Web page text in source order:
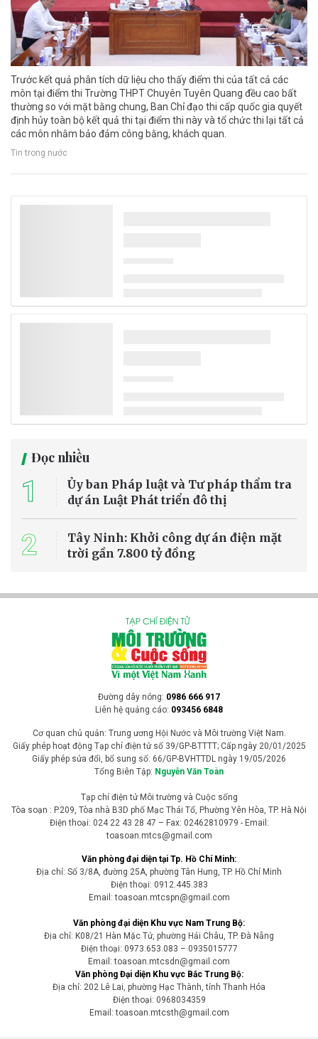
Trước kết quả phân tích dữ liệu cho thấy điểm thi của tất cả các
môn tại điểm thi Trường THPT Chuyên Tuyên Quang đều cao bất
thường so với mặt bằng chung, Ban Chỉ đạo thi cấp quốc gia quyết
định hủy toàn bộ kết quả thi tại điểm thi này và tổ chức thi lại tất cả
các môn nhằm bảo đảm công bằng, khách quan.
Tin trong nước
Khởi động chiến dịch “Chặng Cuối Xanh –
Chiến dịch truyền thông cộng đồng “Chặng Cuối Xanh – Trái Đất
Lành” vừa được triển khai tại TP. Hồ Chí Minh nhằm nâng cao nhận
thức của người trẻ về giao hàng chặng cuối xanh (Green Last-mile
Delivery), góp phần thúc đẩy tiêu dùng bền vững và giảm tác động
của hoạt động giao nhận hàng hóa đến môi trường.
Bảo vệ môi trường
gây ô nhiễm sông Nhuệ tại Dương Nội
Nhằm chấn chỉnh tình trạng ô nhiễm môi trường trên lưu vực sông
Nhuệ, UBND phường Dương Nội (Hà Nội) đã xử phạt nhiều cơ sở dệt
nhuộm xả thải trái phép, đồng thời yêu cầu dừng hoạt động hoặc di
dời đến khu sản xuất tập trung theo quy định.
Xem tử vi hôm nay, tử vi 12 con giáp ngày
6/8/2026: Tuổi Thìn dễ xảy ra mâu thuẫn, nên
giữ bình tĩnh